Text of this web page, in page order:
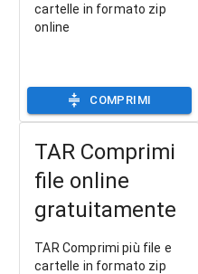
cartelle in formato zip
online
COMPRIMI
TAR Comprimi
file online
gratuitamente
TAR Comprimi più file e
cartelle in formato zip